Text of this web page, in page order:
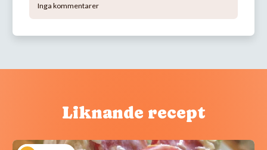
Inga kommentarer
Liknande recept